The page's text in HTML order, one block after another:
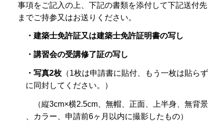
事項をご記入の上、下記の書類を添付して下記送付先
までご持参又はお送りください。
・建築士免許証又は建築士免許証明書の写し
・講習会の受講修了証の写し
・写真2枚 （1枚は申請書に貼付、もう一枚は貼らず
に同封してください。）
（縦3cm×横2.5cm、無帽、正面、上半身、無背景
、カラー、申請前6ヶ月以内に撮影したもの）